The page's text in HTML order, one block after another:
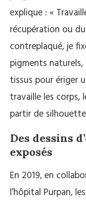
explique : «
récupération ou
contreplaqué, je
pigments
tissus pour ériger
travaille les corps,
partir de
Des dessins
exposés
En 2019, en
l’hôpital Purpan,